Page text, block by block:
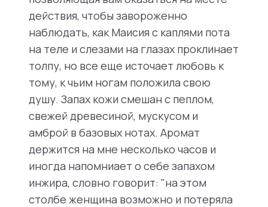
действия, чтобы завороженно
наблюдать, как Маисия с каплями пота
на теле и слезами на глазах проклинает
толпу, но все еще источает любовь к
тому, к чьим ногам положила свою
душу. Запах кожи смешан с пеплом,
свежей древесиной, мускусом и
амброй в базовых нотах. Аромат
держится на мне несколько часов и
иногда напомниает о себе запахом
инжира, словно говорит: "на этом
столбе женщина возможно и потеряла